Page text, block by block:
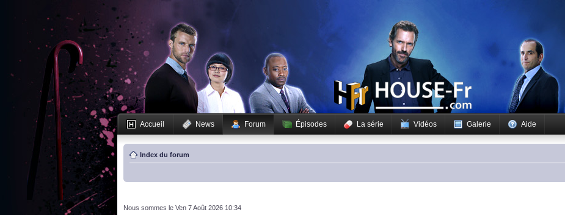
Accueil News Forum Épisodes La série Vidéos Galerie Aide
Index du forum
Nous sommes le Ven 7 Août 2026 10:34